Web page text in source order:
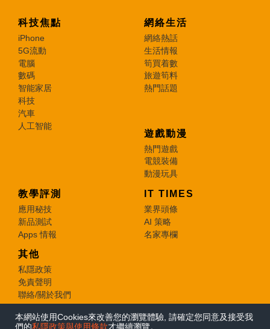
科技焦點
iPhone
5G流動
電腦
數碼
智能家居
科技
汽車
人工智能
網絡生活
網絡熱話
生活情報
筍買着數
旅遊筍料
熱門話題
遊戲動漫
熱門遊戲
電競裝備
動漫玩具
教學評測
應用秘技
新品測試
Apps 情報
IT TIMES
業界頭條
AI 策略
名家專欄
其他
私隱政策
免責聲明
聯絡/關於我們
© 2026 e-zone. All Rights Reserved.
本網站使用Cookies來改善您的瀏覽體驗, 請確定您同意及接受我
們的私隱政策與使用條款才繼續瀏覽。